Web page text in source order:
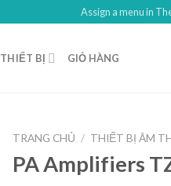
Assign a menu in
THIẾT BỊ GIỎ HÀNG
TRANG CHỦ / THIẾT BỊ ÂM
PA Amplifiers